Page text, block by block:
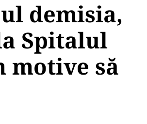
demisia,
Spitalul
motive să